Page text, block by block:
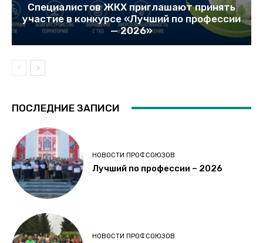
Специалистов ЖКХ приглашают принять
участие в конкурсе «Лучший по профессии
— 2026»
ПОСЛЕДНИЕ ЗАПИСИ
НОВОСТИ ПРОФСОЮЗОВ
Лучший по профессии – 2026
НОВОСТИ ПРОФСОЮЗОВ